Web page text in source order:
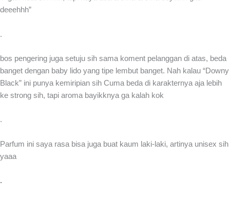
deeehhh”
.
bos pengering juga setuju sih sama koment pelanggan di atas, beda
banget dengan baby lido yang tipe lembut banget. Nah kalau “Downy
Black” ini punya kemiripian sih Cuma beda di karakternya aja lebih
ke strong sih, tapi aroma bayikknya ga kalah kok
.
Parfum ini saya rasa bisa juga buat kaum laki-laki, artinya unisex sih
yaaa
.